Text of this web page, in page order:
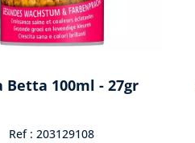
Betta 100ml - 27gr
Ref : 203129108